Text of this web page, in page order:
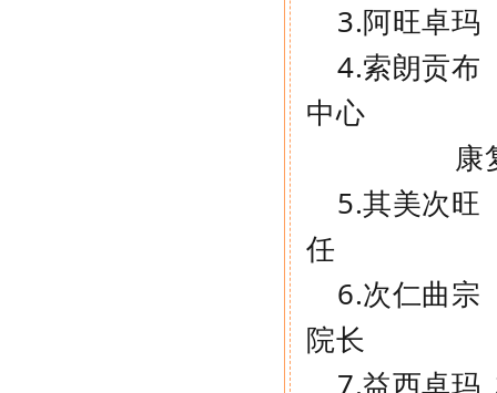
3.阿旺卓玛
4.索朗贡布
中心
康复
5.其美次旺
任
6.次仁曲宗
院长
7.益西卓玛